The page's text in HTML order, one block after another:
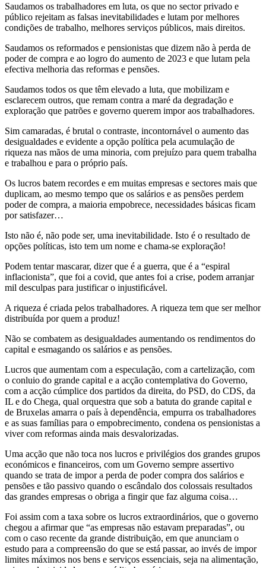
Saudamos os trabalhadores em luta, os que no sector privado e
público rejeitam as falsas inevitabilidades e lutam por melhores
condições de trabalho, melhores serviços públicos, mais direitos.
Saudamos os reformados e pensionistas que dizem não à perda de
poder de compra e ao logro do aumento de 2023 e que lutam pela
efectiva melhoria das reformas e pensões.
Saudamos todos os que têm elevado a luta, que mobilizam e
esclarecem outros, que remam contra a maré da degradação e
exploração que patrões e governo querem impor aos trabalhadores.
Sim camaradas, é brutal o contraste, incontornável o aumento das
desigualdades e evidente a opção política pela acumulação de
riqueza nas mãos de uma minoria, com prejuízo para quem trabalha
e trabalhou e para o próprio país.
Os lucros batem recordes e em muitas empresas e sectores mais que
duplicam, ao mesmo tempo que os salários e as pensões perdem
poder de compra, a maioria empobrece, necessidades básicas ficam
por satisfazer…
Isto não é, não pode ser, uma inevitabilidade. Isto é o resultado de
opções políticas, isto tem um nome e chama-se exploração!
Podem tentar mascarar, dizer que é a guerra, que é a “espiral
inflacionista”, que foi a covid, que antes foi a crise, podem arranjar
mil desculpas para justificar o injustificável.
A riqueza é criada pelos trabalhadores. A riqueza tem que ser melhor
distribuída por quem a produz!
Não se combatem as desigualdades aumentando os rendimentos do
capital e esmagando os salários e as pensões.
Lucros que aumentam com a especulação, com a cartelização, com
o conluio do grande capital e a acção contemplativa do Governo,
com a acção cúmplice dos partidos da direita, do PSD, do CDS, da
IL e do Chega, qual orquestra que sob a batuta do grande capital e
de Bruxelas amarra o país à dependência, empurra os trabalhadores
e as suas famílias para o empobrecimento, condena os pensionistas a
viver com reformas ainda mais desvalorizadas.
Uma acção que não toca nos lucros e privilégios dos grandes grupos
económicos e financeiros, com um Governo sempre assertivo
quando se trata de impor a perda de poder compra dos salários e
pensões e tão passivo quando o escândalo dos colossais resultados
das grandes empresas o obriga a fingir que faz alguma coisa…
Foi assim com a taxa sobre os lucros extraordinários, que o governo
chegou a afirmar que “as empresas não estavam preparadas”, ou
com o caso recente da grande distribuição, em que anunciam o
estudo para a compreensão do que se está passar, ao invés de impor
limites máximos nos bens e serviços essenciais, seja na alimentação,